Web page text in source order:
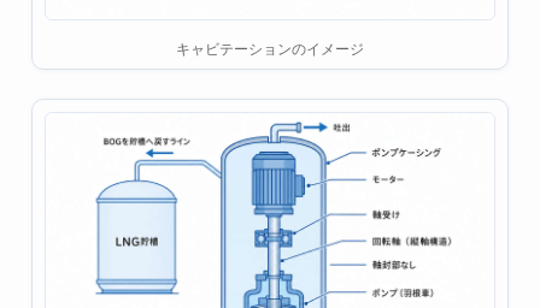
キャビテーションのイメージ